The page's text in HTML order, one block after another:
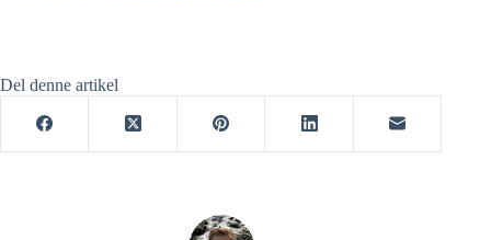
Del denne artikel